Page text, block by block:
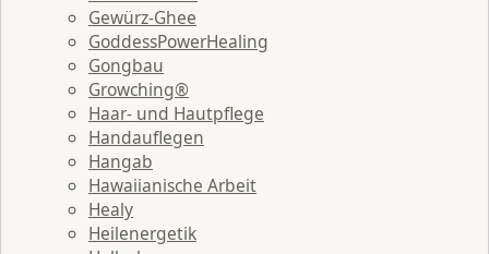
Gewürz-Ghee
GoddessPowerHealing
Gongbau
Growching®
Haar- und Hautpflege
Handauflegen
Hangab
Hawaiianische Arbeit
Healy
Heilenergetik